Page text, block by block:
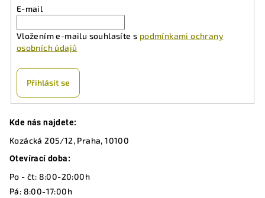
E-mail
Vložením e-mailu souhlasíte s podmínkami ochrany
osobních údajů
Přihlásit se
Kde nás najdete:
Kozácká 205/12, Praha, 10100
Otevírací doba:
Po - čt: 8:00-20:00h
Pá: 8:00-17:00h